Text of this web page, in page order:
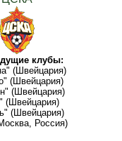
клубы:
(Швейцария)
(Швейцария)
(Швейцария)
(Швейцария)
(Швейцария)
Россия)